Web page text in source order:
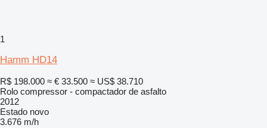
1
Hamm HD14
R$ 198.000 ≈ € 33.500 ≈ US$ 38.710
Rolo compressor - compactador de asfalto
2012
Estado novo
3.676 m/h